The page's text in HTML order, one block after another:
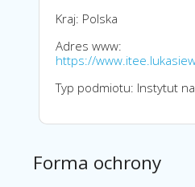
Kraj: Polska
Adres www:
https://
Typ podmiotu: Instytut
Forma ochrony